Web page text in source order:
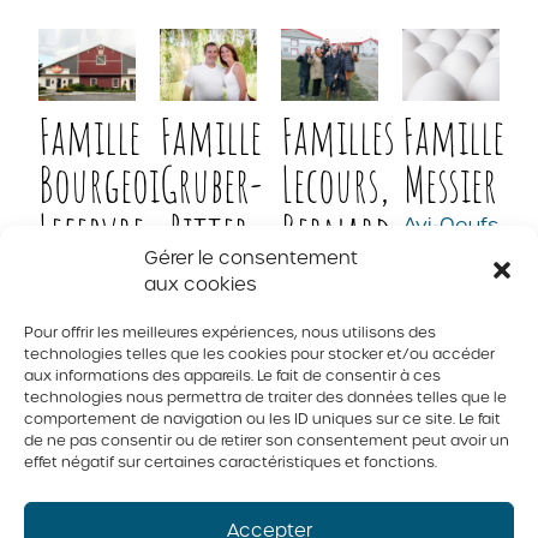
Gérer le consentement
aux cookies
Pour offrir les meilleures expériences, nous utilisons des
technologies telles que les cookies pour stocker et/ou accéder
aux informations des appareils. Le fait de consentir à ces
technologies nous permettra de traiter des données telles que le
comportement de navigation ou les ID uniques sur ce site. Le fait
de ne pas consentir ou de retirer son consentement peut avoir un
effet négatif sur certaines caractéristiques et fonctions.
Accepter
Famille
Bourgeois-
Lefebvre
Famille
Gruber-
Ritter
Ferme
Ritter inc
Familles
Lecours,
Bernard,
Barnabé
et
Langevin
Ferme
Lecours
Bernard
inc.
Famille
Messier
Avi-Oeufs